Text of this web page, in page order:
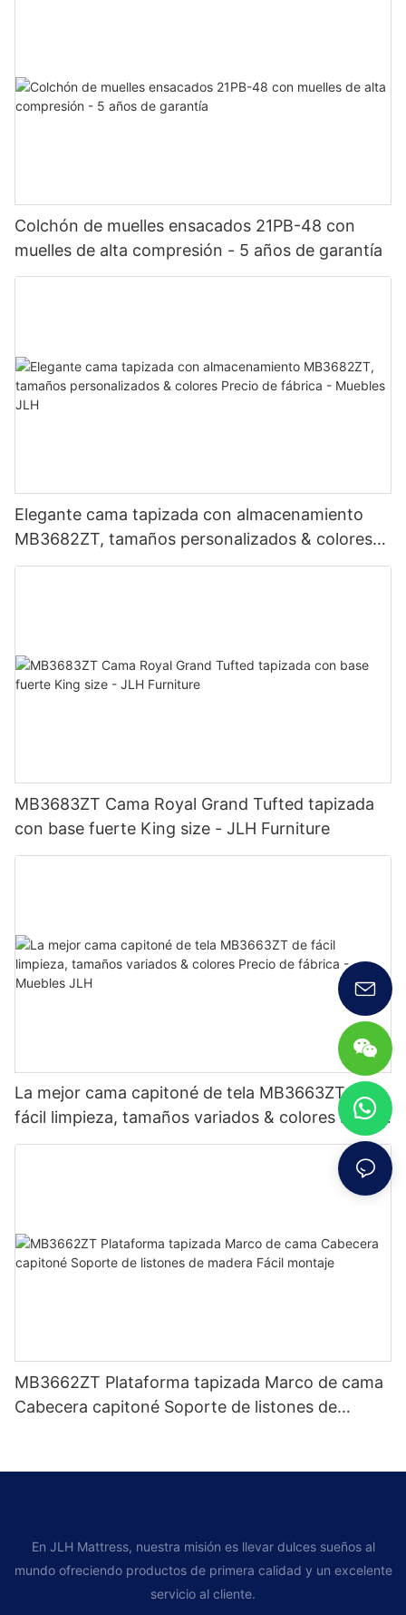
Colchón de muelles ensacados 21PB-48 con
muelles de alta compresión - 5 años de garantía
Elegante cama tapizada con almacenamiento
MB3682ZT, tamaños personalizados & colores
Precio de fábrica - Muebles JLH
MB3683ZT Cama Royal Grand Tufted tapizada
con base fuerte King size - JLH Furniture
La mejor cama capitoné de tela MB3663ZT de
fácil limpieza, tamaños variados & colores Precio
de fábrica - Muebles JLH
MB3662ZT Plataforma tapizada Marco de cama
Cabecera capitoné Soporte de listones de
En JLH Mattress, nuestra misión es llevar dulces sueños al
mundo ofreciendo productos de primera calidad y un excelente
servicio al cliente.